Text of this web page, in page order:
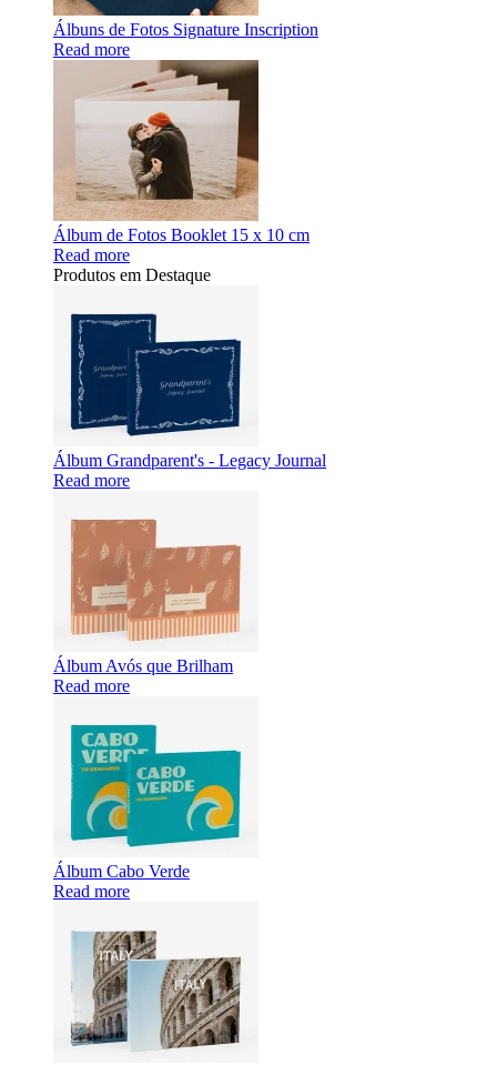
Álbuns de Fotos Signature Inscription
Read more
Álbum de Fotos Booklet 15 x 10 cm
Read more
Produtos em Destaque
Álbum Grandparent's - Legacy Journal
Read more
Álbum Avós que Brilham
Read more
Álbum Cabo Verde
Read more